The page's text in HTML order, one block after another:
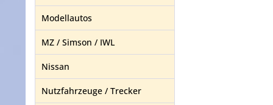
Modellautos
MZ / Simson / IWL
Nissan
Nutzfahrzeuge / Trecker